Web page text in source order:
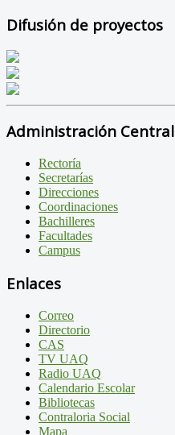
Difusión de proyectos
Administración Central
Rectoría
Secretarías
Direcciones
Coordinaciones
Bachilleres
Facultades
Campus
Enlaces
Correo
Directorio
CAS
TV UAQ
Radio UAQ
Calendario Escolar
Bibliotecas
Contraloria Social
Mapa